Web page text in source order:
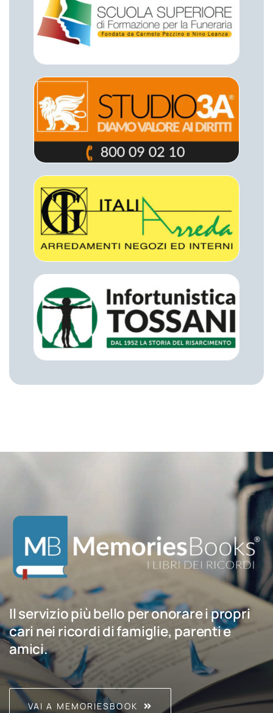
Il servizio più bello per onorare i propri
cari nei ricordi di famiglie, parenti e
amici.
VAI A MEMORIESBOOK